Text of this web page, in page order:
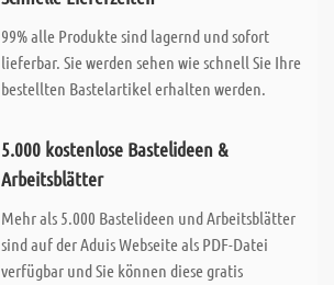
99% alle Produkte sind lagernd und sofort
lieferbar. Sie werden sehen wie schnell Sie Ihre
bestellten Bastelartikel erhalten werden.
5.000 kostenlose Bastelideen &
Arbeitsblätter
Mehr als 5.000 Bastelideen und Arbeitsblätter
sind auf der Aduis Webseite als PDF-Datei
verfügbar und Sie können diese gratis